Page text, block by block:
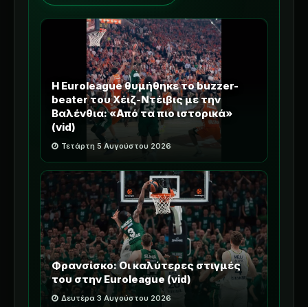
Η Euroleague θυμήθηκε το buzzer-
beater του Χέιζ-Ντέιβις με την
Βαλένθια: «Από τα πιο ιστορικά»
(vid)
Τετάρτη 5 Αυγούστου 2026
Φρανσίσκο: Οι καλύτερες στιγμές
του στην Euroleague (vid)
Δευτέρα 3 Αυγούστου 2026